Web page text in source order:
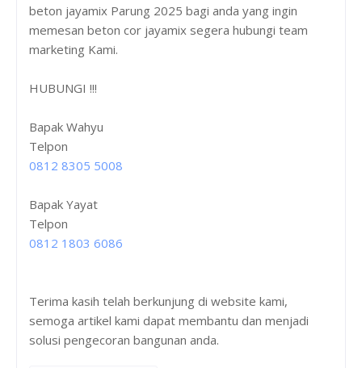
beton jayamix Parung 2025 bagi anda yang ingin
memesan beton cor jayamix segera hubungi team
marketing Kami.
HUBUNGI !!!
Bapak Wahyu
Telpon
0812 8305 5008
Bapak Yayat
Telpon
0812 1803 6086
Terima kasih telah berkunjung di website kami,
semoga artikel kami dapat membantu dan menjadi
solusi pengecoran bangunan anda.